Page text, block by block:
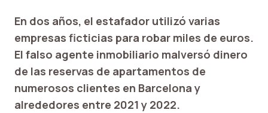
En dos años, el estafador utilizó varias
empresas ficticias para robar miles de euros.
El falso agente inmobiliario malversó dinero
de las reservas de apartamentos de
numerosos clientes en Barcelona y
alrededores entre 2021 y 2022.